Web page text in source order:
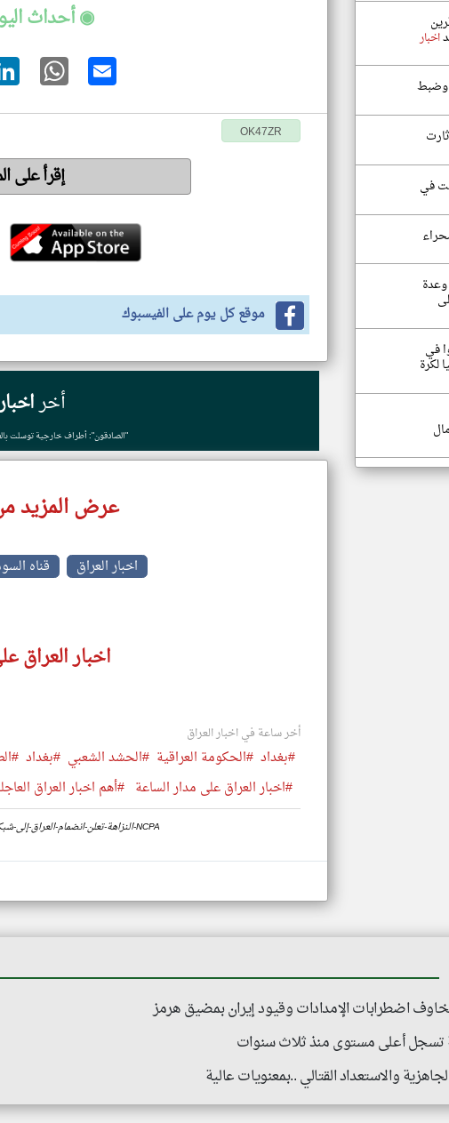
◉ أحداث
OK47ZR
إقرأ على
موقع كل يوم على الفيسبوك
أخر
"الصادقون": أطراف خارجية توسلت
عرض المزيد
اخبار العراق قناه
اخبار العراق
أخر ساعة في اخبار العراق
#بغداد #الحكومة العراقية #الحشد الشعبي #بغداد
#اخبار العراق على مدار الساعة #أهم اخبار العراق
https://www.klyoum.com/iraq-news/ar/12-النزاهة-تعلن-انضمام-العراق-إلى-شبكة-سلطات-منع-الفساد-NCPA
اخبار
وضبط
في
13 عضوا في
لكرة
اضطرابات الإمدادات وقيود إيران بمضيق هرمز
تسجل أعلى مستوى منذ ثلاث سنوات
والاستعداد القتالي ..بمعنويات عالية